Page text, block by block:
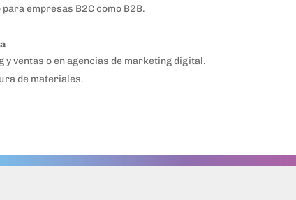
empresas B2C como B2B.
ventas o en agencias de marketing digital.
de materiales.